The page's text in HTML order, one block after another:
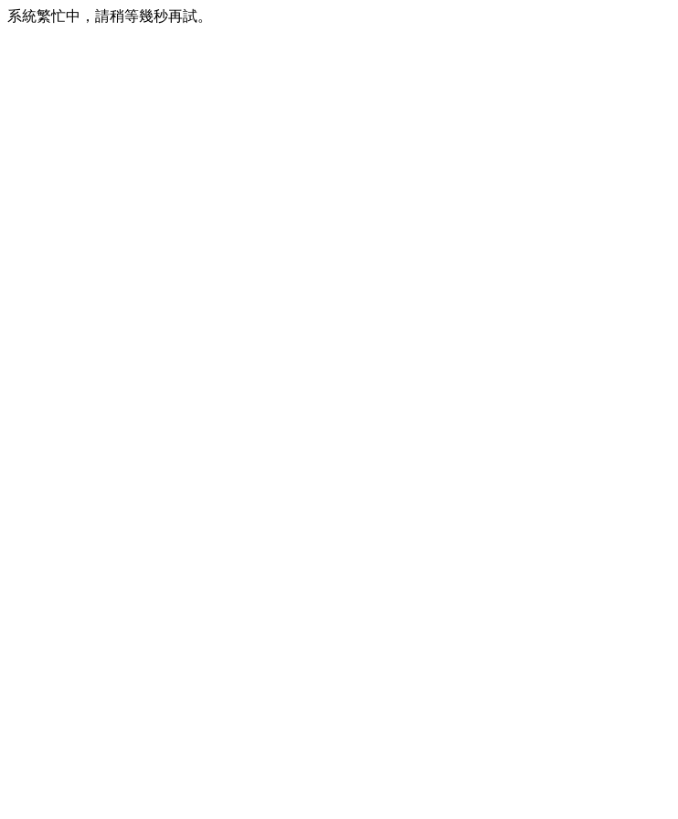
系統繁忙中，請稍等幾秒再試。